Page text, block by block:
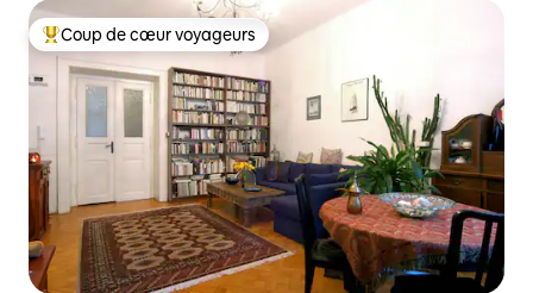
Coups de cœur voyageurs les plus appréciés
Coup de cœur voyageurs